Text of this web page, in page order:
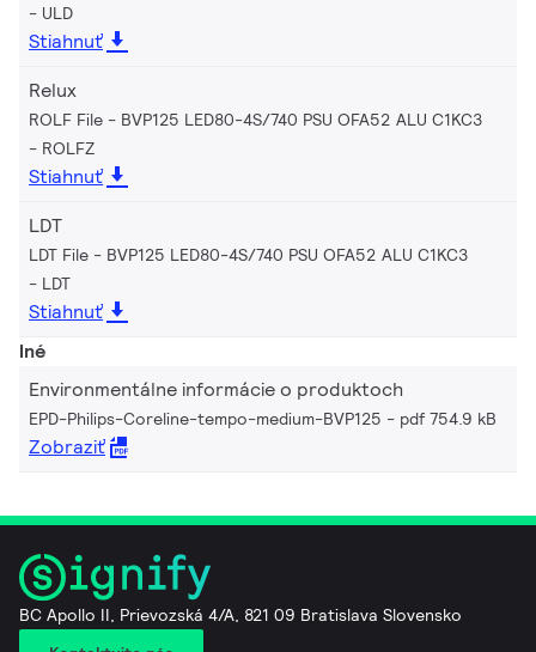
ULD
Stiahnuť
Relux
ROLF File - BVP125 LED80-4S/740 PSU OFA52 ALU C1KC3
ROLFZ
Stiahnuť
LDT
LDT File - BVP125 LED80-4S/740 PSU OFA52 ALU C1KC3
LDT
Stiahnuť
Iné
Environmentálne informácie o produktoch
EPD-Philips-Coreline-tempo-medium-BVP125 pdf 754.9 kB
Zobraziť
BC Apollo II, Prievozská 4/A, 821 09 Bratislava Slovensko